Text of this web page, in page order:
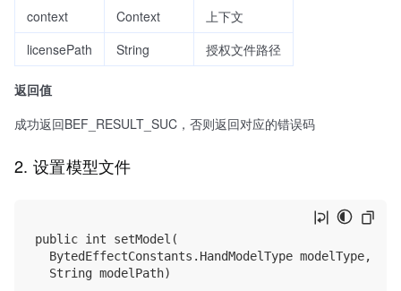
context Context
上下文
licensePath
String 授权文件路径
返回值
成功返回BEF_RESULT_SUC，否则返回对应的错误码
2. 设置模型文件
public int setModel(